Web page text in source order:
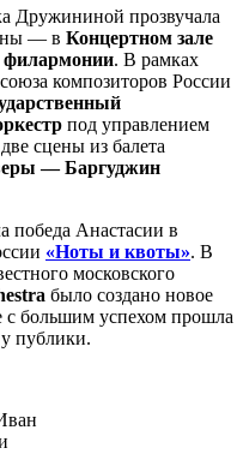
Дружининой прозвучала
— в Концертном зале
филармонии. В рамках
композиторов России
под управлением
сцены из балета
— Баргуджин
Анастасии в
«Ноты и квоты». В
московского
было создано новое
с большим успехом прошла
публики.